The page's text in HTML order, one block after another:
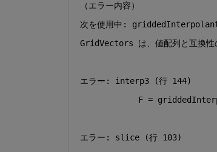
（エラー内容）
次を使用中:
GridVectors は、値配列と互換性
エラー: interp3 (行 144)
F =
エラー: slice (行 103)